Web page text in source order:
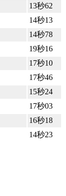
13秒62
14秒13
14秒78
19秒16
17秒10
17秒46
15秒24
17秒03
16秒18
14秒23